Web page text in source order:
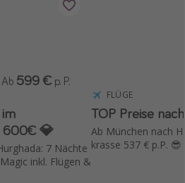
600€ 💎
7 Nächte
inkl. Flügen &
Ab 599 € p. P.
FLÜGE
TOP Preise
Ab München nach
krasse 537 € p.P. 😎